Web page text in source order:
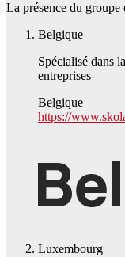
La présence du groupe
Belgique
Spécialisé dans
entreprises
Belgique
https://
Luxembourg